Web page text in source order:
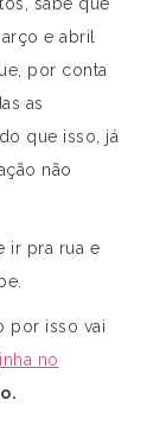
e abril
por conta
as
que isso, já
não
ir pra rua e
por isso vai
no